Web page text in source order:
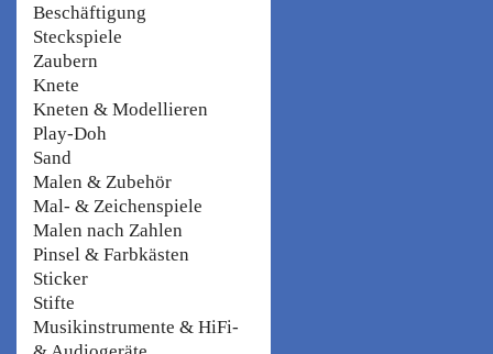
Beschäftigung
Steckspiele
Zaubern
Knete
Kneten & Modellieren
Play-Doh
Sand
Malen & Zubehör
Mal- & Zeichenspiele
Malen nach Zahlen
Pinsel & Farbkästen
Sticker
Stifte
Musikinstrumente & HiFi-